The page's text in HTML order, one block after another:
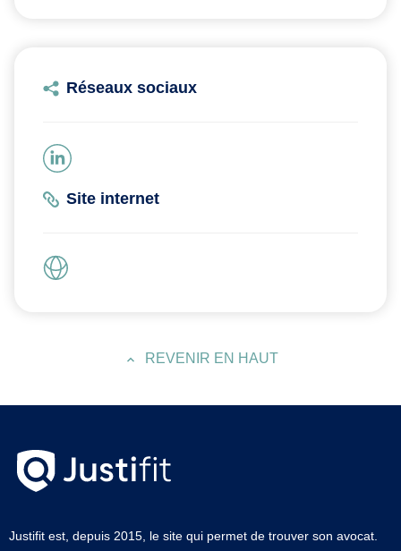
Réseaux sociaux
Site internet
REVENIR EN HAUT
Justifit est, depuis 2015, le site qui permet de trouver son avocat.